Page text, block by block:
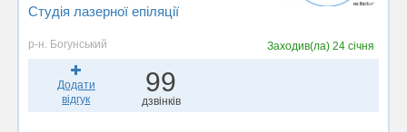
Студія лазерної епіляції
р-н. Богунський Заходив(ла) 24 січня
Додати
відгук
99
дзвінків